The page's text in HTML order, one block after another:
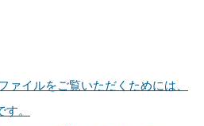
ァイルをご覧いただくためには、
。